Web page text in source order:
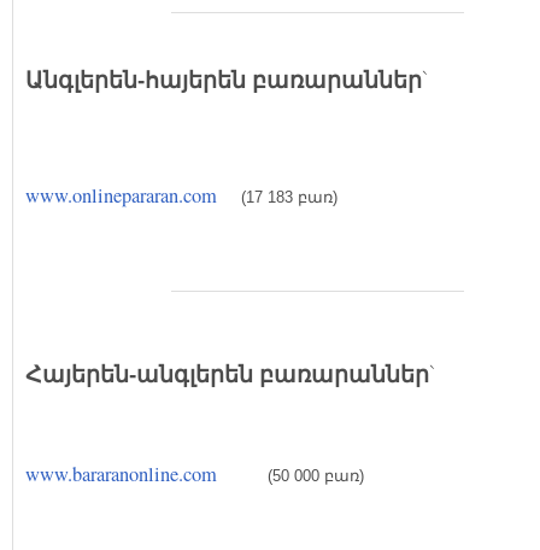
Անգլերեն-հայերեն բառարաններ`
www.onlinepararan.com (17 183 բառ)
Հայերեն-անգլերեն բառարաններ`
www.bararanonline.com (50 000 բառ)